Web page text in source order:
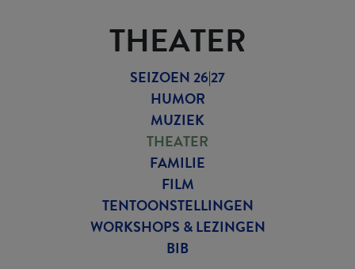
THEATER
SEIZOEN 26|27
HUMOR
MUZIEK
THEATER
FAMILIE
FILM
TENTOONSTELLINGEN
WORKSHOPS & LEZINGEN
BIB